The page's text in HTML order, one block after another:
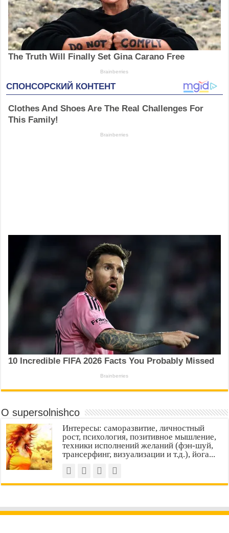
О supersolnishco
Интересы: саморазвитие, личностный
рост, психология, позитивное мышление,
техники исполнений желаний (фэн-шуй,
трансерфинг, визуализации и т.д.), йога...